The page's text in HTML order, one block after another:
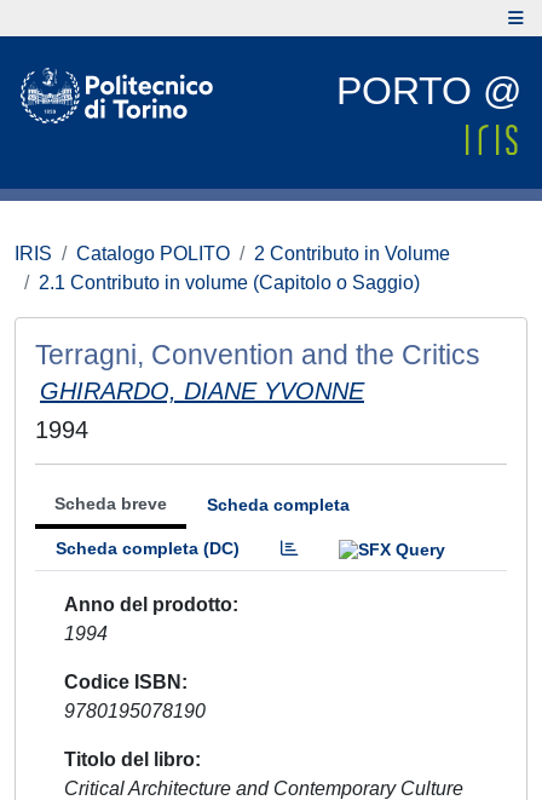
PORTO @
IRIS Catalogo POLITO
2 Contributo in Volume
2.1 Contributo in volume (Capitolo o Saggio)
Terragni, Convention and the Critics
GHIRARDO, DIANE YVONNE
1994
Scheda breve Scheda completa
Scheda completa (DC)
Anno del prodotto
1994
Codice ISBN
9780195078190
Titolo del libro
Critical Architecture and Contemporary Culture